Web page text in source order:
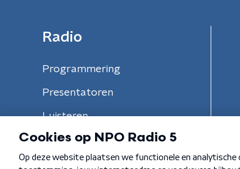
Radio
Programmering
Presentatoren
Luisteren